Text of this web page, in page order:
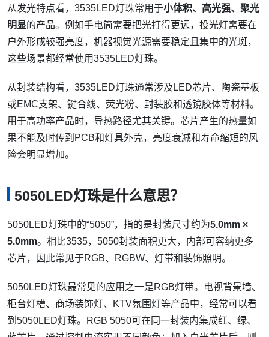
从发光特点看，3535LED灯珠常用于小体积、高光强、聚光
明显的产品。例如手电筒需要把光打得更远，投光灯需要在
户外形成较强亮度，机器视觉光源需要稳定且集中的光斑，
这些场景都经常使用3535LED灯珠。
从封装结构看，3535LED灯珠通常涉及LED芯片、陶瓷基板
或EMC支架、键合线、荧光粉、封装胶和透镜胶体等材料。
用于高功率产品时，导热路径尤其关键。芯片产生的热量如
果不能及时传到PCB和灯具外壳，亮度衰减和寿命缩短的风
险会明显增加。
5050LED灯珠是什么意思？
5050LED灯珠中的“5050”，指的是封装尺寸约为5.0mm ×
5.0mm。相比3535，5050封装面积更大，内部可容纳更多
芯片，因此常见于RGB、RGBW、灯带和装饰照明。
5050LED灯珠最常见的应用之一是RGB灯带。电视背景墙、
柜台灯槽、商场装饰灯、KTV氛围灯等产品中，经常可以看
到5050LED灯珠。RGB 5050可在同一封装内集成红、绿、